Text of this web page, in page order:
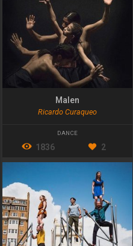
Malen
Ricardo Curaqueo
DANCE
1836 2